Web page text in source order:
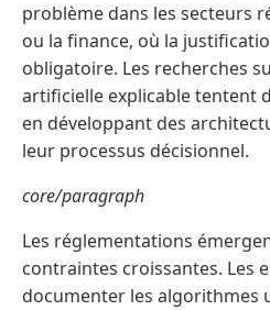
problème dans les secteurs
ou la finance, où la
obligatoire. Les recherches
artificielle explicable tentent
en développant des
leur processus décisionnel.
core/paragraph
Les réglementations
contraintes croissantes. Les
documenter les algorithmes